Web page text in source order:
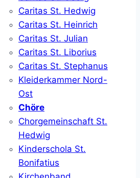
Caritas St. Hedwig
Caritas St. Heinrich
Caritas St. Julian
Caritas St. Liborius
Caritas St. Stephanus
Kleiderkammer Nord-
Ost
Chöre
Chorgemeinschaft St.
Hedwig
Kinderschola St.
Bonifatius